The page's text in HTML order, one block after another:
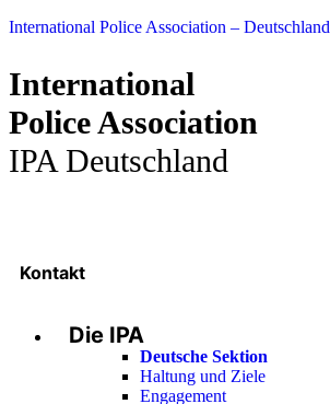
International Police Association – Deutschland
International
Police Association
IPA Deutschland
Kontakt
Die IPA
Deutsche Sektion
Haltung und Ziele
Engagement